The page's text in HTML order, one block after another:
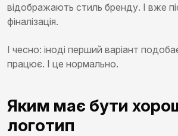
відображають стиль бренду. І вже
фіналізація.
І чесно: іноді перший варіант
працює. І це нормально.
Яким має бути
логотип